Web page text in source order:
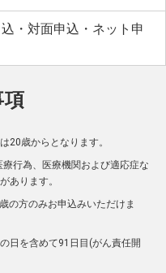
・対面申込・ネット申
項
20歳からとなります。
行為、医療機関および適応症な
あります。
の方のみお申込みいただけま
日を含めて91日目(がん責任開